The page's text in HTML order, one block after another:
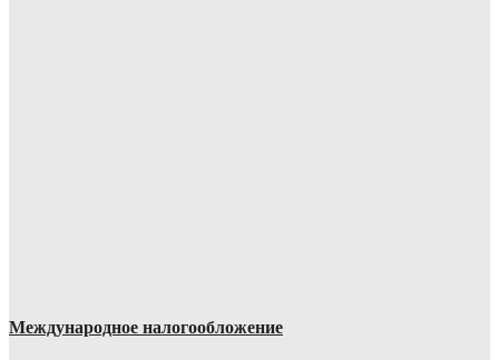
Международное налогообложение